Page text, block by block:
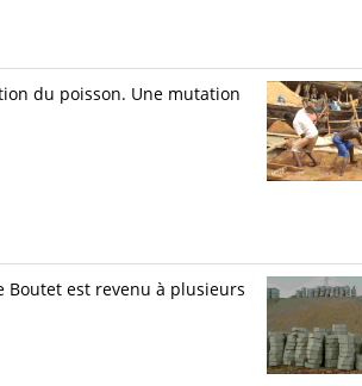
du poisson. Une mutation
Boutet est revenu à plusieurs